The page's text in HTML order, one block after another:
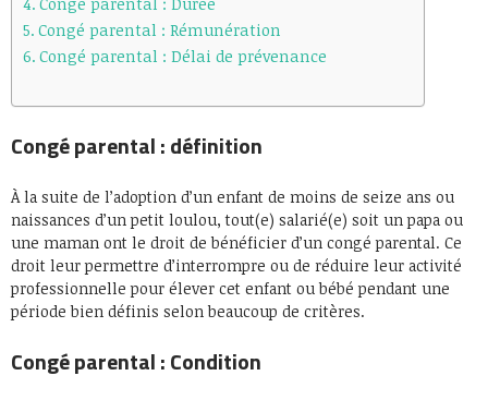
Congé parental : Rémunération
Congé parental : Délai de prévenance
Congé parental : définition
À la suite de l’adoption d’un enfant de moins de seize ans ou
naissances d’un petit loulou, tout(e) salarié(e) soit un papa ou
une maman ont le droit de bénéficier d’un congé parental. Ce
droit leur permettre d’interrompre ou de réduire leur activité
professionnelle pour élever cet enfant ou bébé pendant une
période bien définis selon beaucoup de critères.
Congé parental : Condition